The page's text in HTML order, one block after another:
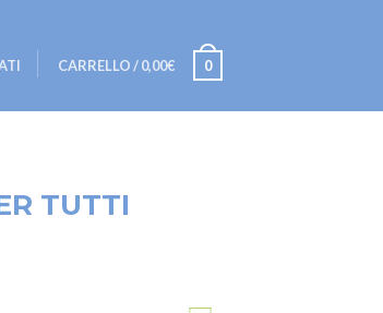
CARRELLO/0,00€ 0
TUTTI